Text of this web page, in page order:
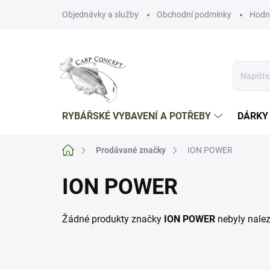
Objednávky a služby Obchodní podmínky
RYBÁŘSKÉ VYBAVENÍ A POTŘEBY
Domů Prodávané značky ION POWER
ION POWER
Žádné produkty značky ION POWER nebyly